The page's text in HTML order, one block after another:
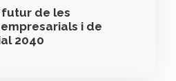
futur de les
i de
2040